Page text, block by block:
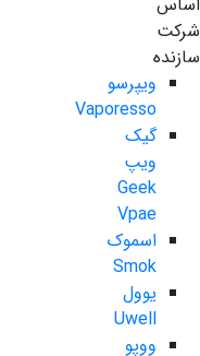
شرکت
سازنده
ویپرسو
Vaporesso
گیک
ویپ
Geek
Vpae
اسموک
Smok
یوول
Uwell
ووپو